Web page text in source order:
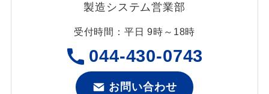
製造システム営業部
受付時間：平日 9時～18時
044-430-0743
お問い合わせ